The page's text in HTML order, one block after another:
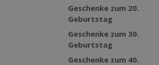
Geschenke zum 20.
Geburtstag
Geschenke zum 30.
Geburtstag
Geschenke zum 40.